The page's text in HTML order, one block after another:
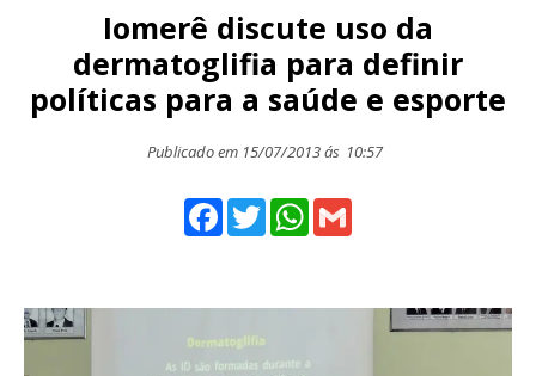
Iomerê discute uso da
dermatoglifia para definir
políticas para a saúde e esporte
Publicado em 15/07/2013 ás 10:57
Facebook
TwitterWhatsApp